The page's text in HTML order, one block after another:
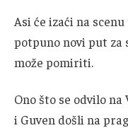
Asi će izaći na
potpuno novi put za
može pomiriti.
Ono što se odvilo na
i Guven došli na